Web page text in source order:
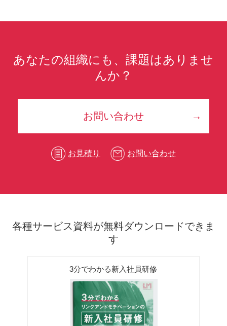
あなたの組織にも、課題はありませ
んか？
お問い合わせ
お見積り お問い合わせ
各種サービス資料が無料ダウンロードできま
す
3分でわかる新入社員研修